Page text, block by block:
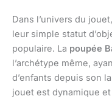
Dans l’univers du
leur simple statut
populaire. La poupée
l’archétype même,
d’enfants depuis son
jouet est dynamique